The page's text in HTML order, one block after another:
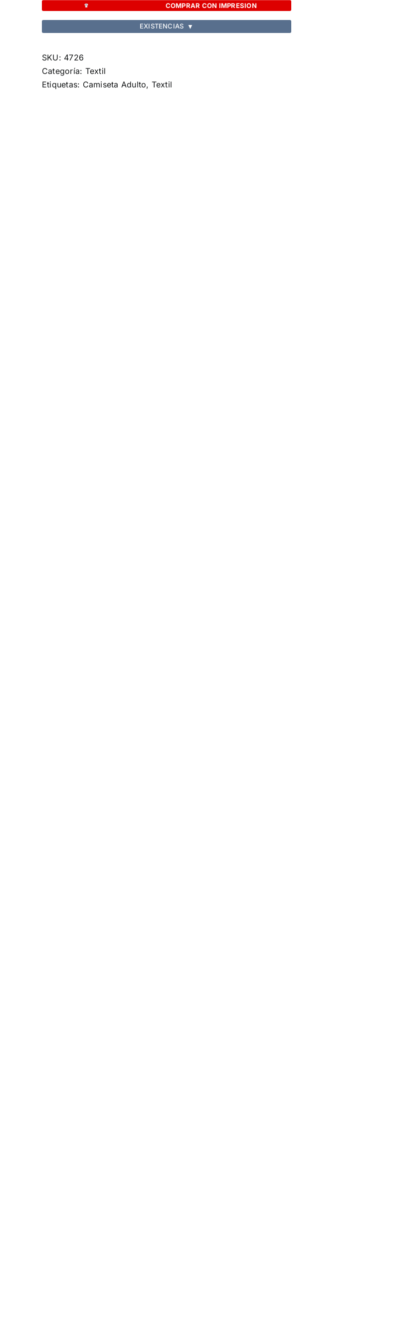
cantidad
COMPRAR CON IMPRESION
EXISTENCIAS ▼
SKU: 4726
Categoría: Textil
Etiquetas: Camiseta Adulto, Textil